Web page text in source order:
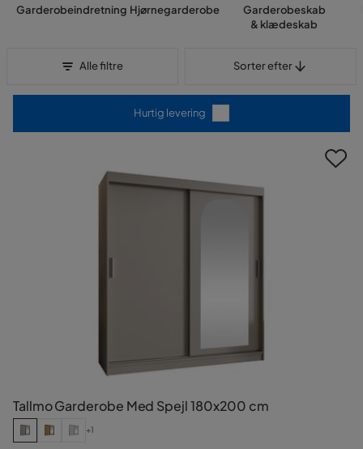
Garderobeindretning Hjørnegarderobe
Garderobeskab
& klædeskab
Alle filtre Sorter efter
Hurtig levering
Tallmo Garderobe Med Spejl 180x200 cm
+1